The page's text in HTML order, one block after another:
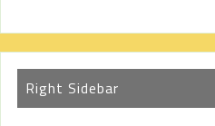
Right Sidebar